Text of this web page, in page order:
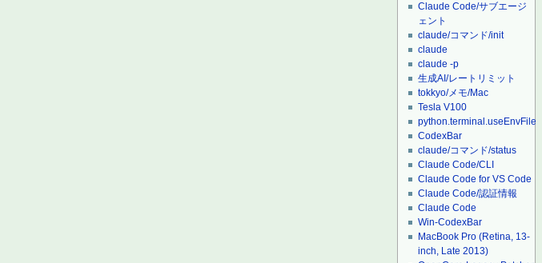
Claude Code/サブエージ
ェント
claude/コマンド/init
claude
claude -p
生成AI/レートリミット
tokkyo/メモ/Mac
Tesla V100
python.terminal.useEnvFile
CodexBar
claude/コマンド/status
Claude Code/CLI
Claude Code for VS Code
Claude Code/認証情報
Claude Code
Win-CodexBar
MacBook Pro (Retina, 13-
inch, Late 2013)